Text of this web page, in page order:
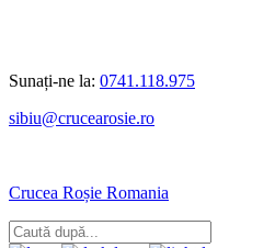
Sunați-ne la: 0741.118.975
sibiu@crucearosie.ro
Crucea Roșie Romania